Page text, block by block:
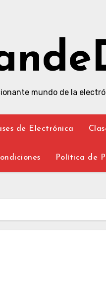
mundo de la
de Electrónica
Política de